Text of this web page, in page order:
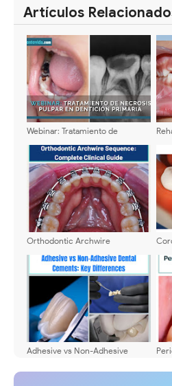
Artículos
Webinar: Tratamiento de
primaria - Dra. Hayssel Chávez
Vigil
Orthodontic Archwire
Guide
Adhesive vs Non-Adhesive
Differences